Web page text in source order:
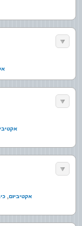
אקטיביזם,